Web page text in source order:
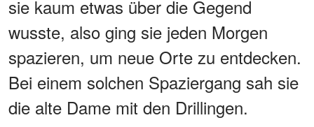
sie kaum etwas über die Gegend
wusste, also ging sie jeden Morgen
spazieren, um neue Orte zu entdecken.
Bei einem solchen Spaziergang sah sie
die alte Dame mit den Drillingen.